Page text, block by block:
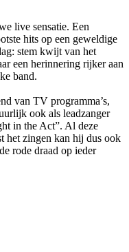
live sensatie. Een
hits op een geweldige
stem kwijt van het
een herinnering rijker aan
band.
van TV programma’s,
ook als leadzanger
in the Act”. Al deze
het zingen kan hij dus ook
rode draad op ieder